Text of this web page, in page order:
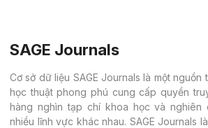
SAGE Journals
Cơ sở dữ liệu SAGE Journals là một nguồn
học thuật phong phú cung cấp quyền
hàng nghìn tạp chí khoa học và nghiên
nhiều lĩnh vực khác nhau. SAGE Journals